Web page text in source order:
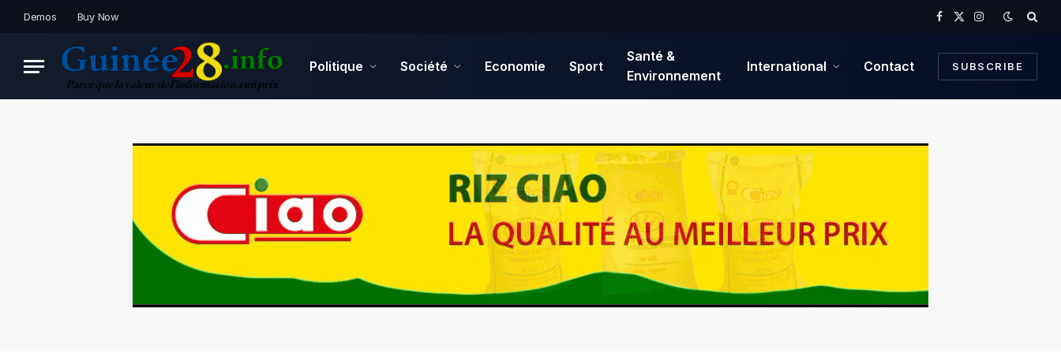
Demos Buy Now
Facebook
X
Instagram
Politique Société Economie Sport
Santé &
Environnement
International Contact SUBSCRIBE